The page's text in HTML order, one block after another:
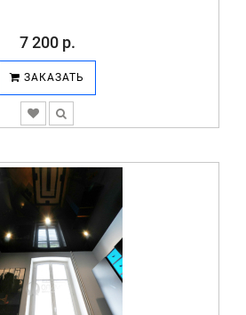
7 200 р.
ЗАКАЗАТЬ